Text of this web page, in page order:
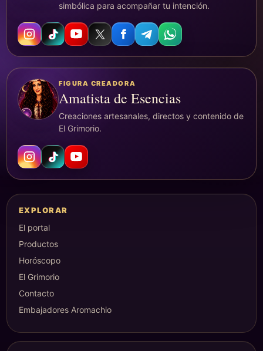
simbólica para acompañar tu intención.
FIGURA CREADORA
Amatista de Esencias
Creaciones artesanales, directos y contenido de
El Grimorio.
EXPLORAR
El portal
Productos
Horóscopo
El Grimorio
Contacto
Embajadores Aromachio